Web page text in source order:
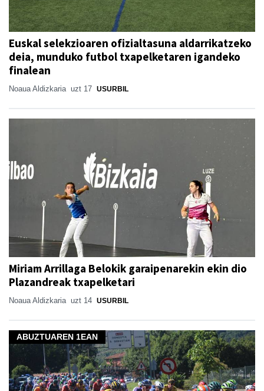
Euskal selekzioaren ofizialtasuna aldarrikatzeko
deia, munduko futbol txapelketaren igandeko
finalean
Noaua Aldizkaria uzt 17 USURBIL
Miriam Arrillaga Belokik garaipenarekin ekin dio
Plazandreak txapelketari
Noaua Aldizkaria uzt 14 USURBIL
ABUZTUAREN 1EAN